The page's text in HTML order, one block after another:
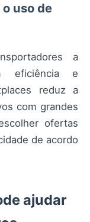
uso de
a
eficiência e
reduz a
com grandes
ofertas
de acordo
ajudar